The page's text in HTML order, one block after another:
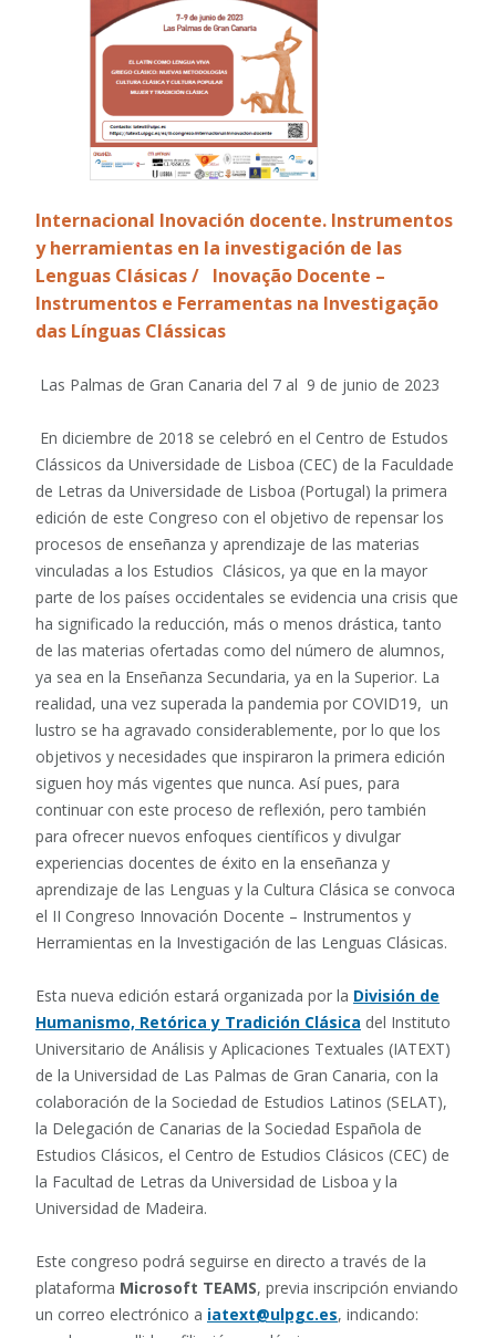
Internacional Inovación docente. Instrumentos
y herramientas en la investigación de las
Lenguas Clásicas / Inovação Docente –
Instrumentos e Ferramentas na Investigação
das Línguas Clássicas
Las Palmas de Gran Canaria del 7 al 9 de junio de 2023
En diciembre de 2018 se celebró en el Centro de Estudos
Clássicos da Universidade de Lisboa (CEC) de la Faculdade
de Letras da Universidade de Lisboa (Portugal) la primera
edición de este Congreso con el objetivo de repensar los
procesos de enseñanza y aprendizaje de las materias
vinculadas a los Estudios Clásicos, ya que en la mayor
parte de los países occidentales se evidencia una crisis que
ha significado la reducción, más o menos drástica, tanto
de las materias ofertadas como del número de alumnos,
ya sea en la Enseñanza Secundaria, ya en la Superior. La
realidad, una vez superada la pandemia por COVID19, un
lustro se ha agravado considerablemente, por lo que los
objetivos y necesidades que inspiraron la primera edición
siguen hoy más vigentes que nunca. Así pues, para
continuar con este proceso de reflexión, pero también
para ofrecer nuevos enfoques científicos y divulgar
experiencias docentes de éxito en la enseñanza y
aprendizaje de las Lenguas y la Cultura Clásica se convoca
el II Congreso Innovación Docente – Instrumentos y
Herramientas en la Investigación de las Lenguas Clásicas.
Esta nueva edición estará organizada por la División de
Humanismo, Retórica y Tradición Clásica del Instituto
Universitario de Análisis y Aplicaciones Textuales (IATEXT)
de la Universidad de Las Palmas de Gran Canaria, con la
colaboración de la Sociedad de Estudios Latinos (SELAT),
la Delegación de Canarias de la Sociedad Española de
Estudios Clásicos, el Centro de Estudios Clásicos (CEC) de
la Facultad de Letras da Universidad de Lisboa y la
Universidad de Madeira.
Este congreso podrá seguirse en directo a través de la
plataforma Microsoft TEAMS, previa inscripción enviando
un correo electrónico a iatext@ulpgc.es, indicando: